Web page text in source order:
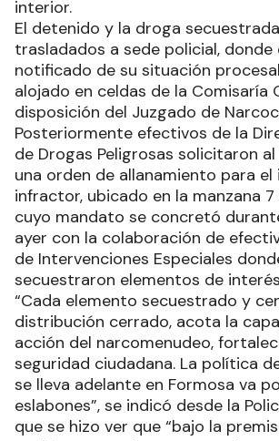
interior.
El detenido y la droga
trasladados a sede policial,
notificado de su situación
alojado en celdas de la Comisaría
disposición del Juzgado de
Posteriormente efectivos de la
de Drogas Peligrosas solicitaron
una orden de allanamiento para el
infractor, ubicado en la manzana 7
cuyo mandato se concretó
ayer con la colaboración de
de Intervenciones Especiales
secuestraron elementos de
“Cada elemento secuestrado y
distribución cerrado, acota la
acción del narcomenudeo,
seguridad ciudadana. La política
se lleva adelante en Formosa va
eslabones”, se indicó desde la
que se hizo ver que “bajo la